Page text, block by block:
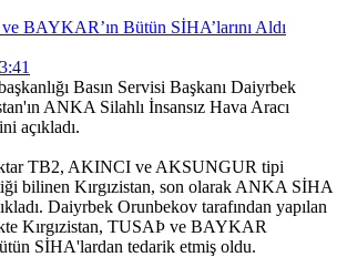
BAYKAR’ın Bütün SİHA’larını Aldı
Basın Servisi Başkanı Daiyrbek
ANKA Silahlı İnsansız Hava Aracı
açıkladı.
TB2, AKINCI ve AKSUNGUR tipi
bilinen Kırgızistan, son olarak ANKA SİHA
Daiyrbek Orunbekov tarafından yapılan
Kırgızistan, TUSAÞ ve BAYKAR
SİHA'lardan tedarik etmiş oldu.